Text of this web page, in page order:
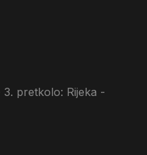
pretkolo: Rijeka -